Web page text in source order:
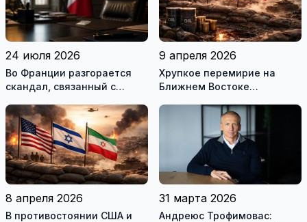
24 июля 2026
Во Франции разгорается
скандал, связанный с
государственными
служащими
9 апреля 2026
Хрупкое перемирие на
Ближнем Востоке
8 апреля 2026
В противостоянии США и
31 марта 2026
Андреюс Трофимовас: